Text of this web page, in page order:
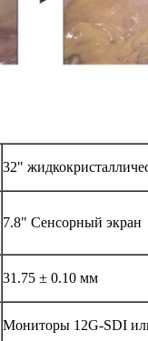
32"
7.8" Сенсорный экран
31.75 ± 0.10 мм
Мониторы 12G-SDI